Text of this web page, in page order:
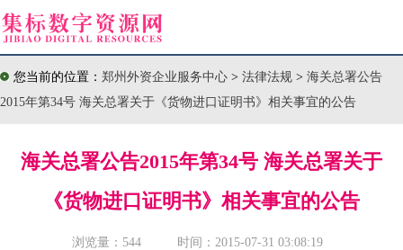
您当前的位置： 郑州外资企业服务中心 > 法律法规 > 海关总署公告
2015年第34号 海关总署关于《货物进口证明书》相关事宜的公告
海关总署公告2015年第34号 海关总署关于
《货物进口证明书》相关事宜的公告
浏览量： 544 时间：2015-07-31 03:08:19